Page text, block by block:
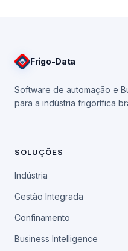
Frigo-Data
Software de automação e
para a indústria frigorífica
SOLUÇÕES
Indústria
Gestão Integrada
Confinamento
Business Intelligence